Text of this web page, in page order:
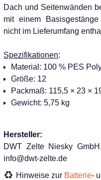
Dach und Seitenwänden
mit einem
nicht im Lieferumfang
Spezifikationen:
Material: 100 % PES
Größe: 12
Packmaß: 115,5 × 23 ×
Gewicht: 5,75 kg
Hersteller:
DWT Zelte Niesky
info@dwt-zelte.de
Hinweise zur Batterie-